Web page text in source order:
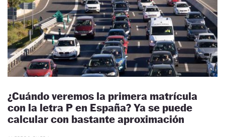
¿Cuándo veremos la primera matrícula
con la letra P en España? Ya se puede
calcular con bastante aproximación